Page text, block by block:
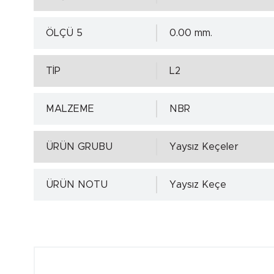
ÖLÇÜ 5 0.00 mm.
TİP L2
MALZEME NBR
ÜRÜN GRUBU Yaysız Keçeler
ÜRÜN NOTU Yaysız Keçe